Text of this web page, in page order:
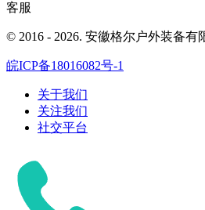
客服
© 2016 - 2026. 安徽格尔户外装备有
皖ICP备18016082号-1
关于我们
关注我们
社交平台